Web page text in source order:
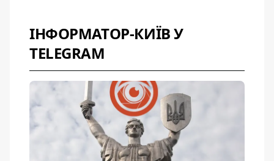
ІНФОРМАТОР-КИЇВ У
TELEGRAM